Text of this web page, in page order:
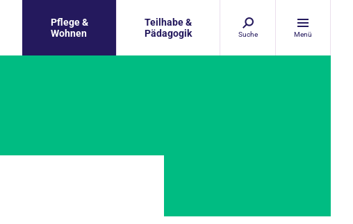
Pflege &
Wohnen
Teilhabe &
Pädagogik
Suche Menü